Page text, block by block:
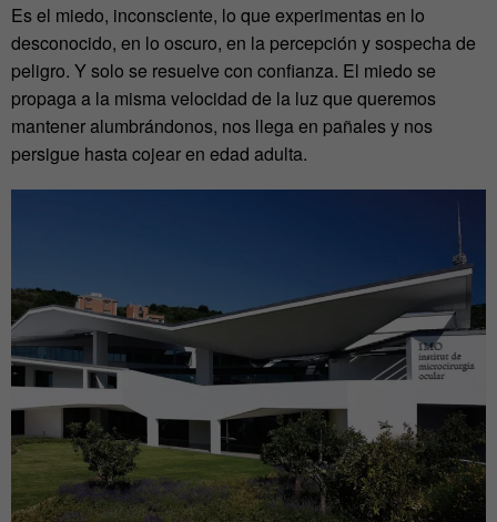
Es el miedo, inconsciente, lo que experimentas en lo
desconocido, en lo oscuro, en la percepción y sospecha de
peligro. Y solo se resuelve con confianza. El miedo se
propaga a la misma velocidad de la luz que queremos
mantener alumbrándonos, nos llega en pañales y nos
persigue hasta cojear en edad adulta.